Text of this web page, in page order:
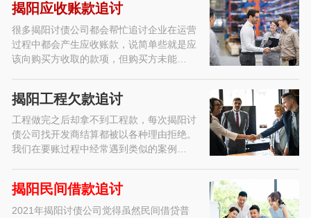
揭阳应收账款追讨
很多揭阳讨债公司都会帮忙追讨企业在运营
过程中都会产生应收账款，说简单些就是应
该向购买方收取的款项，但购买方未能…
揭阳工程欠款追讨
工程做完之后却拿不到工程款，每次揭阳讨
债公司找开发商结算都被以各种理由拒绝。
我们在要账过程中经常遇到类似的案例…
揭阳民间借款追讨
2021年揭阳讨债公司觉得虽然民间借贷普